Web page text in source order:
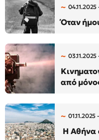
Όταν
03.11.2025
από
01.11.2025
Η Αθήνα